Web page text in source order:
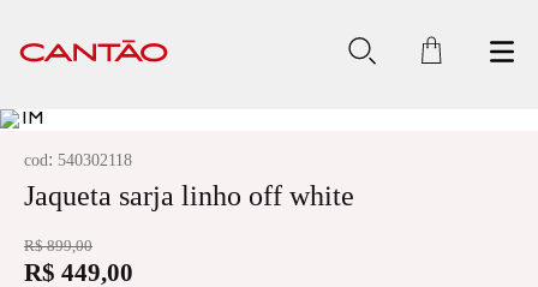
cod: 540302118
Jaqueta sarja linho off white
R$ 899,00
R$ 449,00